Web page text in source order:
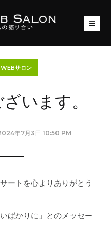
サロン
います。
年7月3日 10:50 PM
ートを心よりありがとう
ばかりに」とのメッセー